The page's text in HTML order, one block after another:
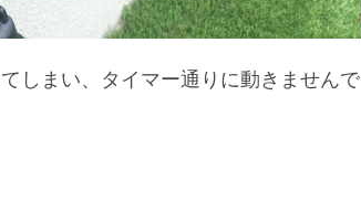
しまい、タイマー通りに動きませんで